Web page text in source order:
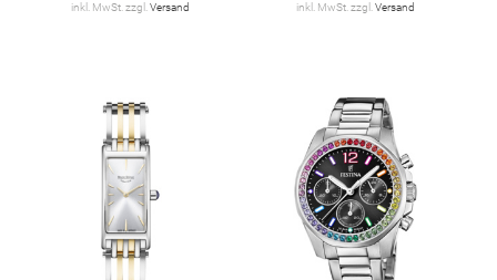
inkl. MwSt. zzgl. Versand inkl. MwSt. zzgl. Versand